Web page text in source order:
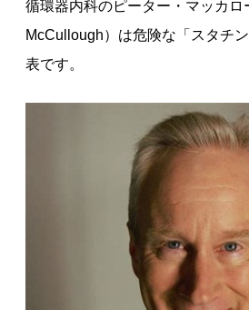
循環器内科のピーター・マッカロ
McCullough）は危険な「スタチ
表です。